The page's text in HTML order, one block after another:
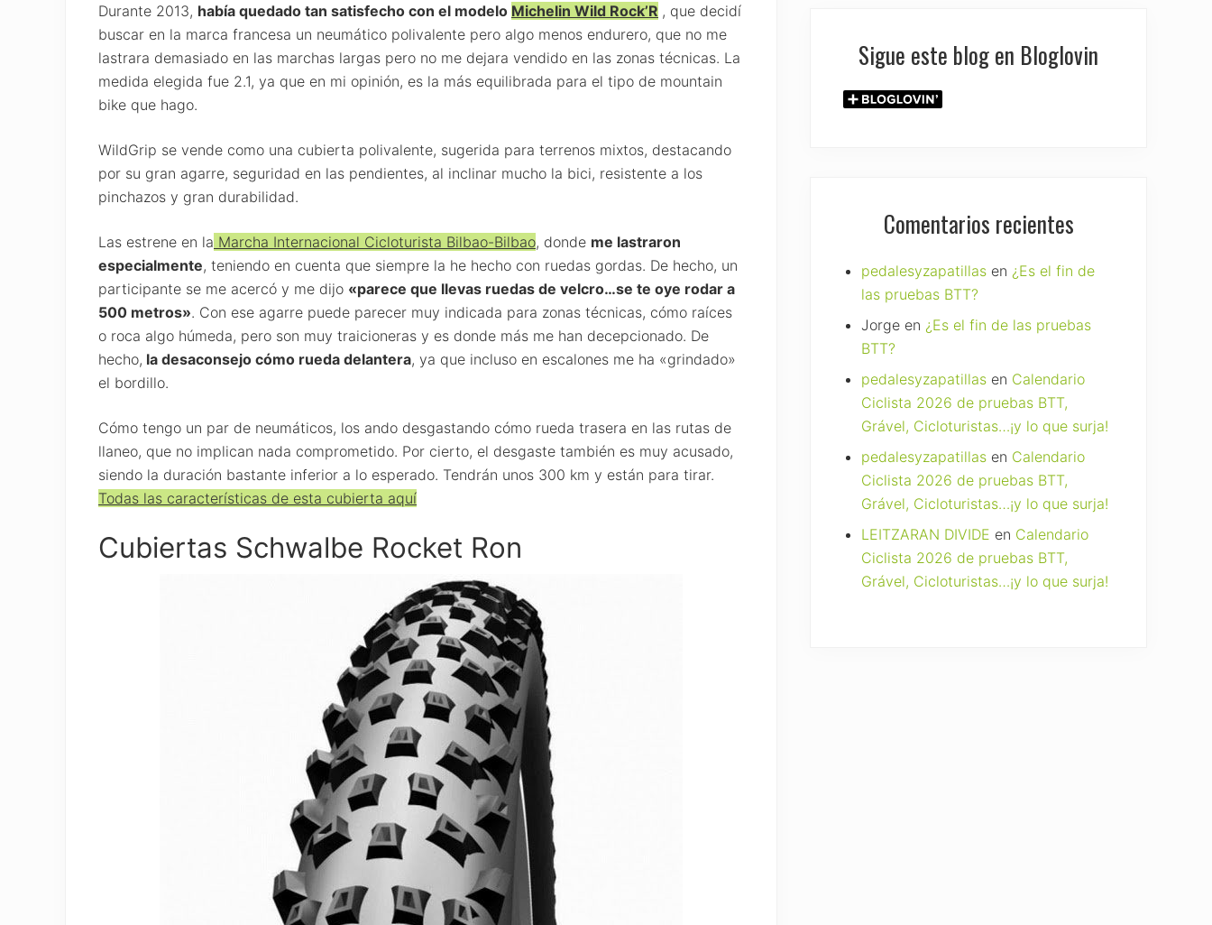
Durante 2013, había quedado tan satisfecho con el modelo Michelin Wild Rock’R , que decidí
buscar en la marca francesa un neumático polivalente pero algo menos endurero, que no me
lastrara demasiado en las marchas largas pero no me dejara vendido en las zonas técnicas. La
medida elegida fue 2.1, ya que en mi opinión, es la más equilibrada para el tipo de mountain
bike que hago.
WildGrip se vende como una cubierta polivalente, sugerida para terrenos mixtos, destacando
por su gran agarre, seguridad en las pendientes, al inclinar mucho la bici, resistente a los
pinchazos y gran durabilidad.
Las estrene en la Marcha Internacional Cicloturista Bilbao-Bilbao, donde me lastraron
especialmente, teniendo en cuenta que siempre la he hecho con ruedas gordas. De hecho, un
participante se me acercó y me dijo «parece que llevas ruedas de velcro…se te oye rodar a
500 metros». Con ese agarre puede parecer muy indicada para zonas técnicas, cómo raíces
o roca algo húmeda, pero son muy traicioneras y es donde más me han decepcionado. De
hecho, la desaconsejo cómo rueda delantera, ya que incluso en escalones me ha «grindado»
el bordillo.
Cómo tengo un par de neumáticos, los ando desgastando cómo rueda trasera en las rutas de
llaneo, que no implican nada comprometido. Por cierto, el desgaste también es muy acusado,
siendo la duración bastante inferior a lo esperado. Tendrán unos 300 km y están para tirar.
Todas las características de esta cubierta aquí
Cubiertas Schwalbe Rocket Ron
Sigue este blog en Bloglovin
Comentarios recientes
pedalesyzapatillas en ¿Es el fin de
las pruebas BTT?
Jorge en ¿Es el fin de las pruebas
BTT?
pedalesyzapatillas en Calendario
Ciclista 2026 de pruebas BTT,
Grável, Cicloturistas…¡y lo que surja!
pedalesyzapatillas en Calendario
Ciclista 2026 de pruebas BTT,
Grável, Cicloturistas…¡y lo que surja!
LEITZARAN DIVIDE en Calendario
Ciclista 2026 de pruebas BTT,
Grável, Cicloturistas…¡y lo que surja!